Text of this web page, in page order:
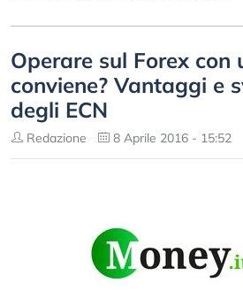
Operare sul Forex con
conviene? Vantaggi e
degli ECN
Redazione 8 Aprile 2016 - 15:52